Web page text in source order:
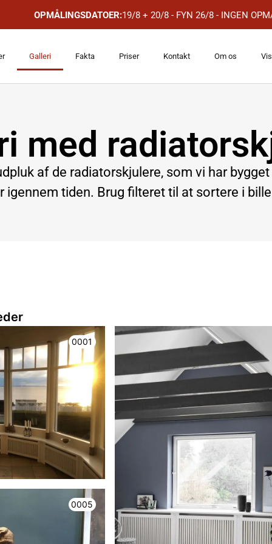
OPMÅLINGSDATOER:19/8 + 20/8 - FYN 26/8 - INGEN
Galleri Fakta Priser Kontakt Om os
med
af de radiatorskjulere, som vi har
igennem tiden. Brug filteret til at sortere i
0001
0005